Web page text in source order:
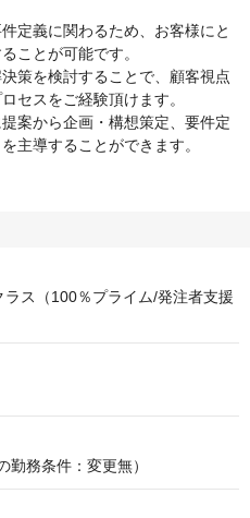
定義に関わるため、お客様にと
ことが可能です。
策を検討することで、顧客視点
セスをご経験頂けます。
案から企画・構想策定、要件定
主導することができます。
ス（100％プライム/発注者支援
務条件：変更無）